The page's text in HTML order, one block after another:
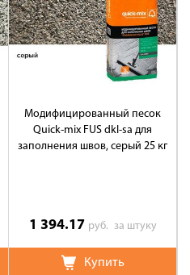
Модифицированный песок
Quick-mix FUS dkl-sa для
заполнения швов, серый 25 кг
1 394.17 руб. за штуку
Купить